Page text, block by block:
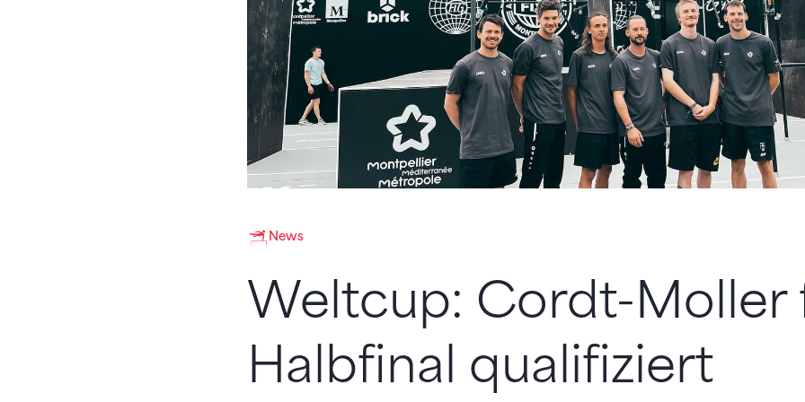
News
Weltcup: Cordt-Moller
Halbfinal qualifiziert